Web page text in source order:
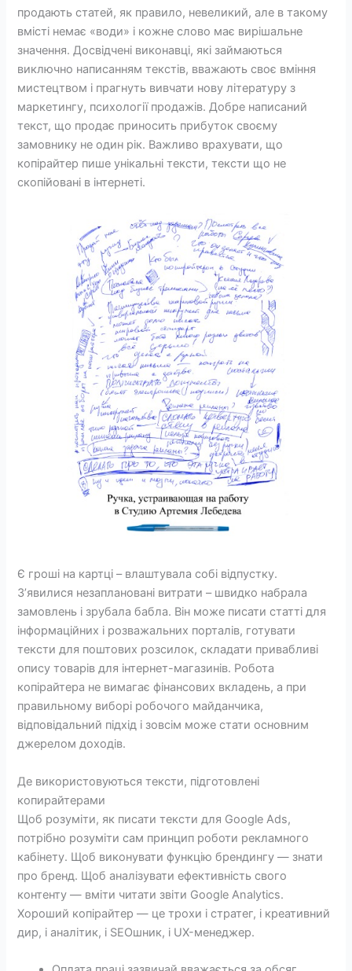
продають статей, як правило, невеликий, але в такому
вмісті немає «води» і кожне слово має вирішальне
значення. Досвідчені виконавці, які займаються
виключно написанням текстів, вважають своє вміння
мистецтвом і прагнуть вивчати нову літературу з
маркетингу, психології продажів. Добре написаний
текст, що продає приносить прибуток своєму
замовнику не один рік. Важливо врахувати, що
копірайтер пише унікальні тексти, тексти що не
скопійовані в інтернеті.
Є гроші на картці – влаштувала собі відпустку.
З’явилися незаплановані витрати – швидко набрала
замовлень і зрубала бабла. Він може писати статті для
інформаційних і розважальних порталів, готувати
тексти для поштових розсилок, складати привабливі
опису товарів для інтернет-магазинів. Робота
копірайтера не вимагає фінансових вкладень, а при
правильному виборі робочого майданчика,
відповідальний підхід і зовсім може стати основним
джерелом доходів.
Де використовуються тексти, підготовлені
копирайтерами
Щоб розуміти, як писати тексти для Google Ads,
потрібно розуміти сам принцип роботи рекламного
кабінету. Щоб виконувати функцію брендингу — знати
про бренд. Щоб аналізувати ефективність свого
контенту — вміти читати звіти Google Analytics.
Хороший копірайтер — це трохи і стратег, і креативний
дир, і аналітик, і SEOшник, і UX-менеджер.